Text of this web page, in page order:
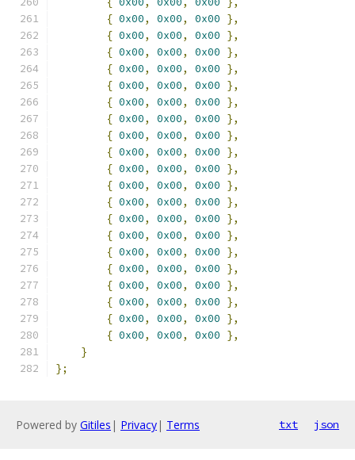
{ 0x00, 0x00, 0x00 },
{ 0x00, 0x00, 0x00 },
{ 0x00, 0x00, 0x00 },
{ 0x00, 0x00, 0x00 },
{ 0x00, 0x00, 0x00 },
{ 0x00, 0x00, 0x00 },
{ 0x00, 0x00, 0x00 },
{ 0x00, 0x00, 0x00 },
{ 0x00, 0x00, 0x00 },
{ 0x00, 0x00, 0x00 },
{ 0x00, 0x00, 0x00 },
{ 0x00, 0x00, 0x00 },
{ 0x00, 0x00, 0x00 },
{ 0x00, 0x00, 0x00 },
{ 0x00, 0x00, 0x00 },
{ 0x00, 0x00, 0x00 },
{ 0x00, 0x00, 0x00 },
{ 0x00, 0x00, 0x00 },
{ 0x00, 0x00, 0x00 },
{ 0x00, 0x00, 0x00 },
}
};
Powered by Gitiles | Privacy| Terms txt json